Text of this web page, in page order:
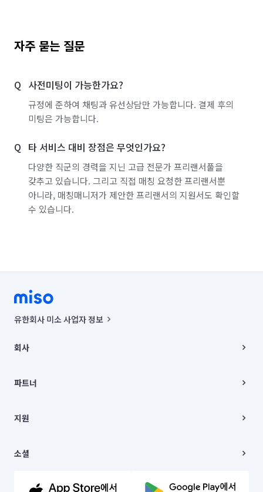
자주 묻는 질문
사전미팅이 가능한가요?
규정에 준하여 채팅과 유선상담만 가능합니다. 결제 후의
미팅은 가능합니다.
타 서비스 대비 장점은 무엇인가요?
다양한 직군의 경력을 지닌 고급 전문가 프리랜서풀을
갖추고 있습니다. 그리고 직접 매칭 요청한 프리랜서뿐
아니라, 매칭매니저가 제안한 프리랜서의 지원서도 확인할
수 있습니다.
유한회사 미소 사업자 정보
00019 |
주소 | 본사: 서울특별시 종로구 율곡로 6(중학동, 트윈트리빌딩) B동 5층
컨택센터 : 서울특별시 종로구 수송동 율곡로 24, 7층, 8층 미소
상품, 상품정보, 거래에 관한 의무와 책임은 거래당사자에게 있습니다.
언론 보도 관련 문의:
© 유한회사 미소. Miso, Inc. All Rights Reserved.
회사
채용
파트너
이사
지원
이용약관
문의하기
소셜
유튜브